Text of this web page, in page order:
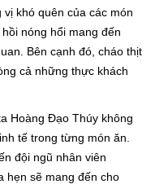
khó quên của các món
nóng hổi mang đến
Bên cạnh đó, cháo thịt
cả những thực khách
Hoàng Đạo Thúy không
tế trong từng món ăn.
đội ngũ nhân viên
hẹn sẽ mang đến cho